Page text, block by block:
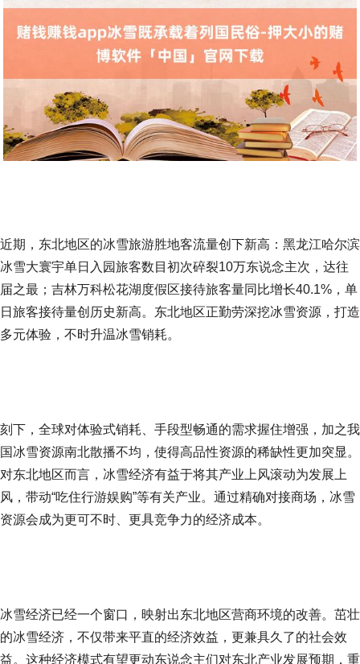
近期，东北地区的冰雪旅游胜地客流量创下新高：黑龙江哈尔滨
冰雪大寰宇单日入园旅客数目初次碎裂10万东说念主次，达往
届之最；吉林万科松花湖度假区接待旅客量同比增长40.1%，单
日旅客接待量创历史新高。东北地区正勤劳深挖冰雪资源，打造
多元体验，不时升温冰雪销耗。
刻下，全球对体验式销耗、手段型畅通的需求握住增强，加之我
国冰雪资源南北散播不均，使得高品性资源的稀缺性更加突显。
对东北地区而言，冰雪经济有益于将其产业上风滚动为发展上
风，带动“吃住行游娱购”等有关产业。通过精确对接商场，冰雪
资源会成为更可不时、更具竞争力的经济成本。
冰雪经济已经一个窗口，映射出东北地区营商环境的改善。茁壮
的冰雪经济，不仅带来平直的经济效益，更兼具久了的社会效
益。这种经济模式有望更动东说念主们对东北产业发展预期，重